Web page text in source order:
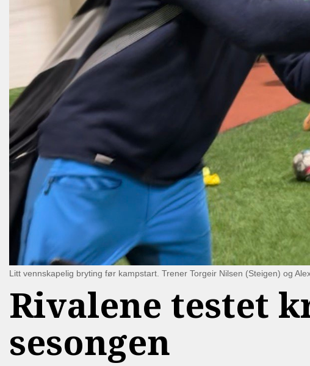
Litt vennskapelig bryting før kampstart. Trener Torgeir Nilsen (Steigen) og
Rivalene testet
sesongen